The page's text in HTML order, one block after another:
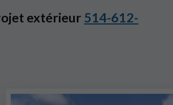
extérieur 514-612-